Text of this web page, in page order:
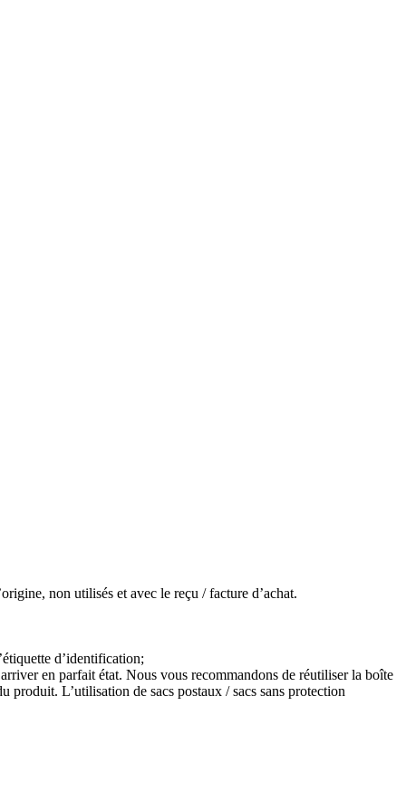
non utilisés et avec le reçu / facture d’achat.
d’identification;
en parfait état. Nous vous recommandons de réutiliser la boîte
L’utilisation de sacs postaux / sacs sans protection